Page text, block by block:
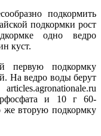
подкормить
подкормки рост
одно ведро
куст.
первую подкормку
На ведро воды берут
и 10 г 60-
же вторую подкормку